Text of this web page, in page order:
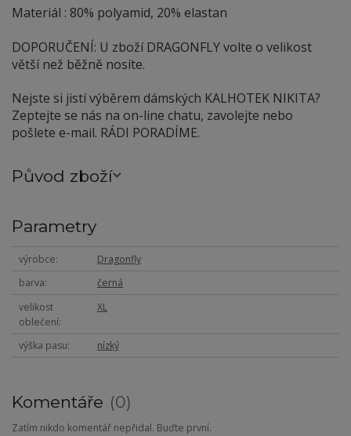
Materiál : 80% polyamid, 20% elastan
DOPORUČENÍ: U zboží DRAGONFLY volte o velikost
větší než běžně nosíte.
Nejste si jistí výběrem dámských KALHOTEK NIKITA?
Zeptejte se nás na on-line chatu, zavolejte nebo
pošlete e-mail. RÁDI PORADÍME.
Původ zboží
Parametry
výrobce
Dragonfly
barva
černá
velikost
oblečení
XL
výška pasu nízký
Komentáře 0
Zatím nikdo komentář nepřidal. Buďte první.